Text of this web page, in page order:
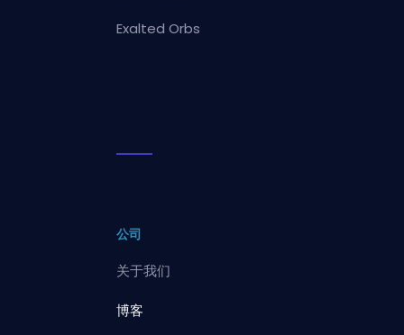
Exalted Orbs
公司
关于我们
博客